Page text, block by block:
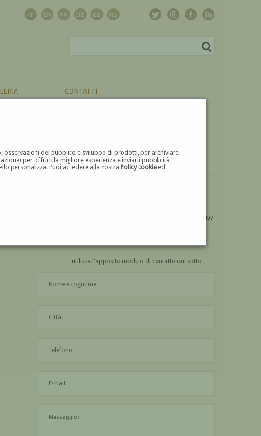
osservazioni del pubblico e sviluppo di prodotti, per archiviare
per offrirti la migliore esperienza e inviarti pubblicità
personalizza. Puoi accedere alla nostraPolicy cookie ed
CONTATTI
UN'OPERA DI ALCIBIADE MAZZEO?
MAZZEO?
utilizza l'apposito modulo di contatto qui sotto